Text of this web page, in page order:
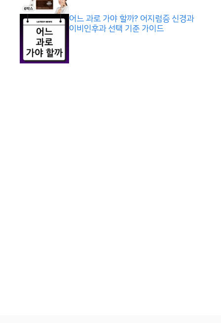
어느 과로 가야 할까? 어지럼증 신경과
이비인후과 선택 기준 가이드